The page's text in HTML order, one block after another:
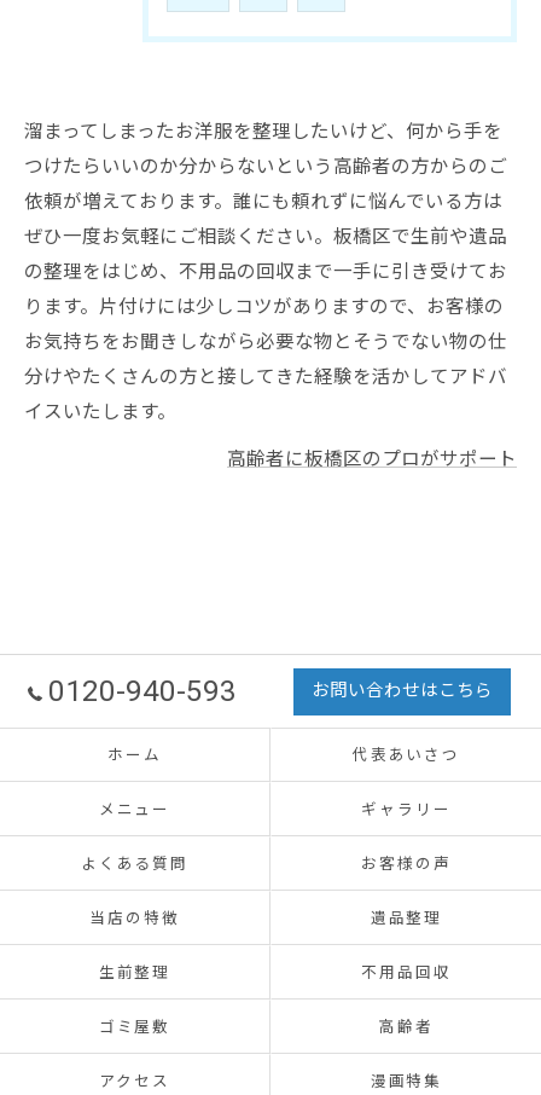
溜まってしまったお洋服を整理したいけど、何から手を
つけたらいいのか分からないという高齢者の方からのご
依頼が増えております。誰にも頼れずに悩んでいる方は
ぜひ一度お気軽にご相談ください。板橋区で生前や遺品
の整理をはじめ、不用品の回収まで一手に引き受けてお
ります。片付けには少しコツがありますので、お客様の
お気持ちをお聞きしながら必要な物とそうでない物の仕
分けやたくさんの方と接してきた経験を活かしてアドバ
イスいたします。
高齢者に板橋区のプロがサポート
0120-940-593 お問い合わせはこちら
ホーム 代表あいさつ
メニュー ギャラリー
よくある質問 お客様の声
当店の特徴 遺品整理
生前整理 不用品回収
ゴミ屋敷 高齢者
アクセス 漫画特集